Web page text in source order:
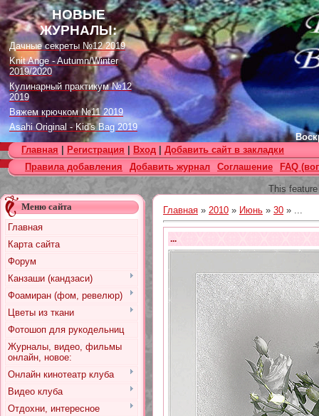
НОВЫЕ
ЖУРНАЛЫ:
Дачные секреты №12 2019
Knit Ange - Autumn/Winter
2019/2020
Кулинарный практикум №12
2019
Вяжем крючком №11 2019
Asahi Original - Kid's Bag 2019
Цветок. Спецвыпуск №4 2019
Designs in Machine Embroidery
№116 2019
Burda Örgü dergisi №2 2019
Loopy Mango Knitting: 34
Fashionable Pieces You Can
Make in a Day
Craft Stamper - January 2020
Главная
Регистрация Вход
Добавить сайт в закладки
Правила добавления
Добавить журнал Соглашение FAQ
This
Меню сайта
Главная
Карта сайта
Форум
Канзаши (кандзаси)
Фоамиран (фом, ревелюр)
Цветы из ткани
Фотошоп для рукодельниц
Журналы, видео, фильмы
онлайн, новое:
Онлайн кинотеатр клуба
Видео клуба
Отдохни, интересное
Главная » 2010 » Июнь » 30 » ...
...